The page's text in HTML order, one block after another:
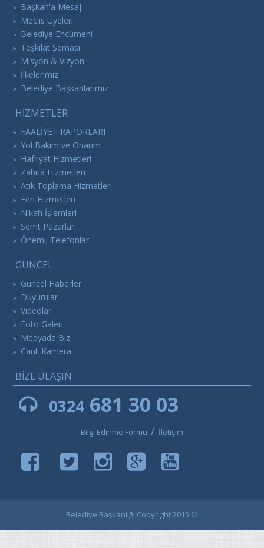
» Başkan'a Mesaj
» Meclis Üyeleri
» Belediye Encümeni
» Teşkilat Şeması
» Misyon & Vizyon
» İlkelerimiz
» Belediye Başkanlarımız
HİZMETLER
» FAALİYET RAPORLARI
» Yol Bakım ve Onarım
» Hafriyat Hizmetleri
» Zabıta Hizmetleri
» Atık Toplama Hizmetleri
» Fen Hizmetleri
» Nikah İşlemleri
» Semt Pazarları
» Önemli Telefonlar
GÜNCEL
» Güncel Haberler
» Duyurular
» Videolar
» Foto Galeri
» Medyada Biz
» Canlı Kamera
BİZE ULAŞIN
0324 681 30 03
Bilgi Edinme Formu / İletişim
Belediye Başkanlığı Copyright 2015 ©